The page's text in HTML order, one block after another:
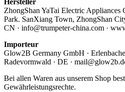
Hersteller
ZhongShan YaTai Electric Appliances
Park. SanXiang Town, ZhongShan
CN · info@trumpeter-china.com ·
Importeur
Glow2B Germany GmbH ·
Radevormwald · DE ·
Bei allen Waren aus unserem Shop
Gewährleistungsrechte.